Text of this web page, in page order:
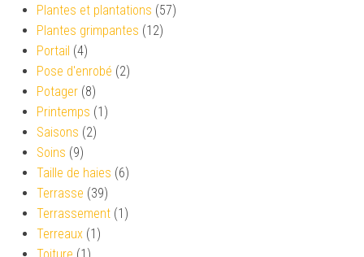
Plantes et plantations (57)
Plantes grimpantes (12)
Portail (4)
Pose d'enrobé (2)
Potager (8)
Printemps (1)
Saisons (2)
Soins (9)
Taille de haies (6)
Terrasse (39)
Terrassement (1)
Terreaux (1)